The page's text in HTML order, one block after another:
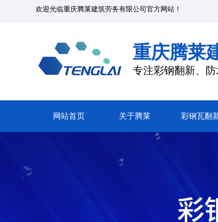
欢迎光临重庆腾莱建筑劳务有限公司 官方网站！
重庆腾莱
专注彩钢翻新、
网站首页 关于腾莱 彩钢瓦翻